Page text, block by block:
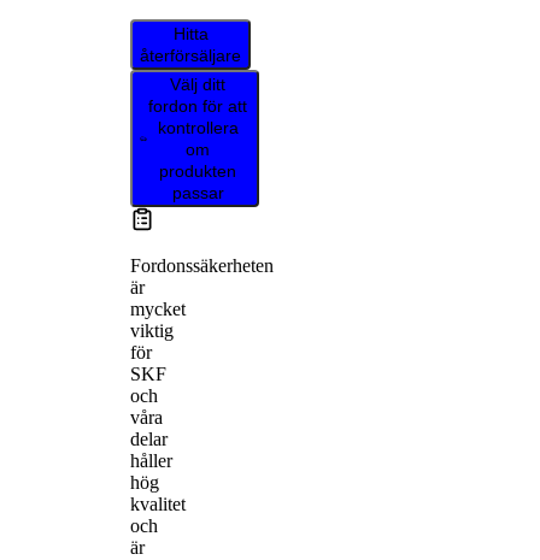
Hitta
återförsäljare
Välj ditt
fordon för att
kontrollera
om
produkten
passar
Fordonssäkerheten
är
mycket
viktig
för
SKF
och
våra
delar
håller
hög
kvalitet
och
är